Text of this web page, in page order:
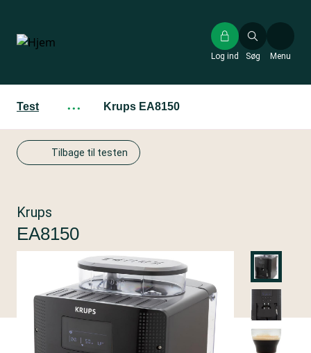
hovedindhold
Søg
Log ind Menu
Test ··· Krups EA8150
Tilbage til testen
Krups
EA8150